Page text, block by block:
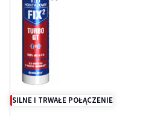
SILNE I TRWAŁE POŁĄCZENIE